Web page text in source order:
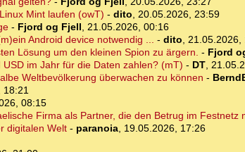
Mint laufen (owT) - dito, 20.05.2026, 23:59
- Fjord og Fjell, 21.05.2026, 00:16
Android device notwendig ... - dito, 21.05.2026,
Lösung um den kleinen Spion zu ärgern. - Fjord
im Jahr für die Daten zahlen? (mT) - DT,
Weltbevölkerung überwachen zu können -
18:21
08:15
Firma als Partner, die den Betrug im Festnetz
digitalen Welt- paranoia, 19.05.2026, 17:26